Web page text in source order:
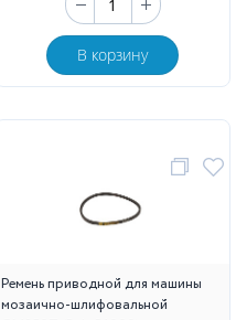
В корзину
Ремень приводной для машины
мозаично-шлифовальной